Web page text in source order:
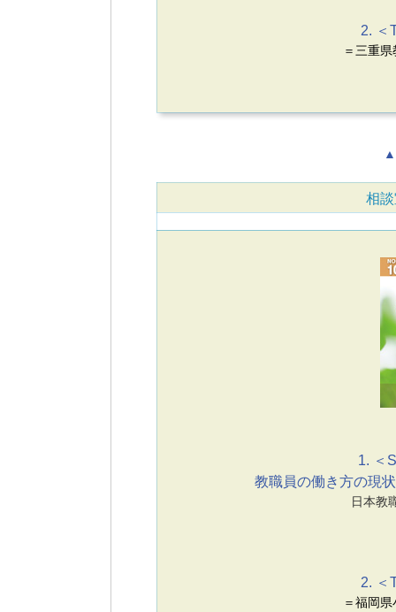
2. ＜
＝三重
▲
相
1. ＜
教職員の働き方の現
日本教
2. ＜
＝福岡